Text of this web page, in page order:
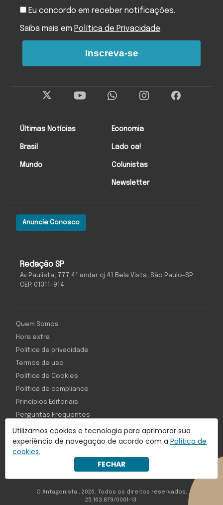
Utilizamos cookies e tecnologia para aprimorar sua
experiência de navegação de acordo com a Política de
cookies.
FECHAR
Redação SP
Av Paulista, 777 4º andar cj 41 Bela Vista, São Paulo-SP
CEP: 01311-914
Anuncie Conosco
Últimas Notícias
Brasil
Mundo
Economia
Lado oa!
Colunistas
Newsletter
Eu concordo em receber notificações.
Saiba mais em Política de Privacidade.
Inscreva-se
Com inteligência e tecnologia:
Object1ve - Marketing Solution
Quem Somos
Hora extra
Política de privacidade
Termos de uso
Política de Cookies
Política de compliance
Princípios Editoriais
Perguntas Frequentes
O Antagonista , 2026, Todos os direitos reservados,
25.163.879/0001-13.